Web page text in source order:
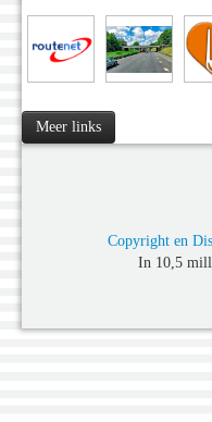
Meer links
Copyright en
In 10,5